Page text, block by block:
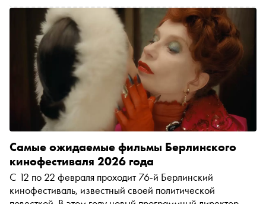
Самые ожидаемые фильмы Берлинского
кинофестиваля 2026 года
С 12 по 22 февраля проходит 76-й Берлинский
кинофестиваль, известный своей политической